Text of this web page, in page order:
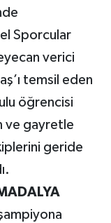
Sporcular
verici
temsil eden
öğrencisi
ve gayretle
geride